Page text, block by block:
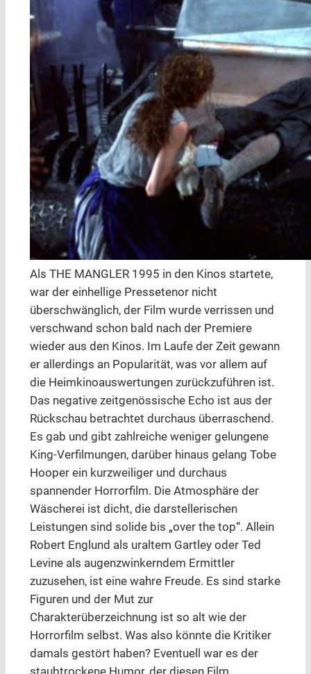
Als THE MANGLER 1995 in den Kinos startete,
war der einhellige Pressetenor nicht
überschwänglich, der Film wurde verrissen und
verschwand schon bald nach der Premiere
wieder aus den Kinos. Im Laufe der Zeit gewann
er allerdings an Popularität, was vor allem auf
die Heimkinoauswertungen zurückzuführen ist.
Das negative zeitgenössische Echo ist aus der
Rückschau betrachtet durchaus überraschend.
Es gab und gibt zahlreiche weniger gelungene
King-Verfilmungen, darüber hinaus gelang Tobe
Hooper ein kurzweiliger und durchaus
spannender Horrorfilm. Die Atmosphäre der
Wäscherei ist dicht, die darstellerischen
Leistungen sind solide bis „over the top“. Allein
Robert Englund als uraltem Gartley oder Ted
Levine als augenzwinkerndem Ermittler
zuzusehen, ist eine wahre Freude. Es sind starke
Figuren und der Mut zur
Charakterüberzeichnung ist so alt wie der
Horrorfilm selbst. Was also könnte die Kritiker
damals gestört haben? Eventuell war es der